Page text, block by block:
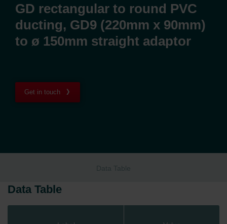
GD rectangular to round PVC
ducting, GD9 (220mm x 90mm)
to ø 150mm straight adaptor
Get in touch
Data Table
Data Table